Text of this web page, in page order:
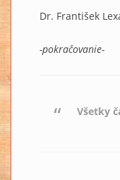
Dr. František
-pokračovanie-
Všetky